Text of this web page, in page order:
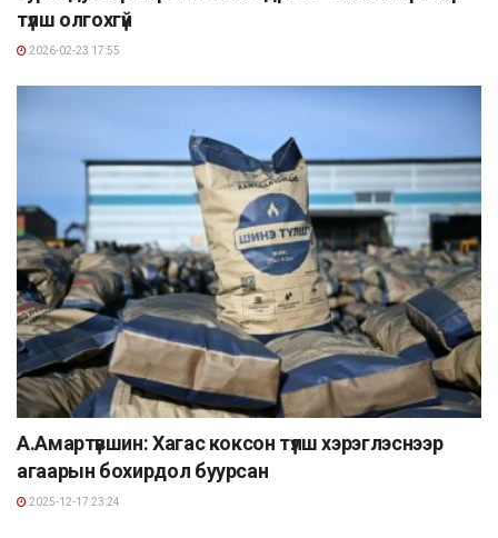
түлш олгохгүй
2026-02-23 17:55
А.Амартүвшин: Хагас коксон түлш хэрэглэснээр
агаарын бохирдол буурсан
2025-12-17 23:24